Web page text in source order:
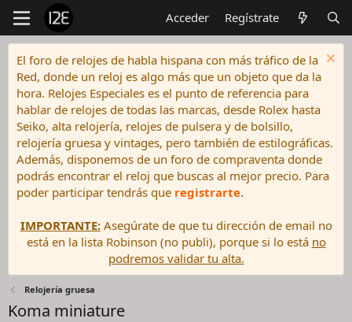
Acceder Regístrate
El foro de relojes de habla hispana con más tráfico de la
Red, donde un reloj es algo más que un objeto que da la
hora. Relojes Especiales es el punto de referencia para
hablar de relojes de todas las marcas, desde Rolex hasta
Seiko, alta relojería, relojes de pulsera y de bolsillo,
relojería gruesa y vintages, pero también de estilográficas.
Además, disponemos de un foro de compraventa donde
podrás encontrar el reloj que buscas al mejor precio. Para
poder participar tendrás que registrarte.
IMPORTANTE:Asegúrate de que tu dirección de email no
está en la lista Robinson (no publi), porque si lo está no
podremos validar tu alta.
Relojería gruesa
Koma miniature